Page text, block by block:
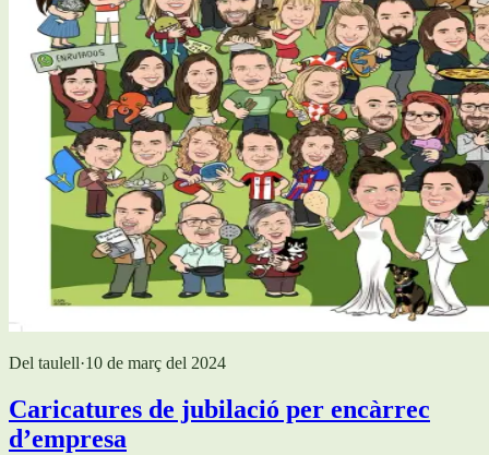
Del taulell·10 de març del 2024
Caricatures de jubilació per encàrrec
d’empresa